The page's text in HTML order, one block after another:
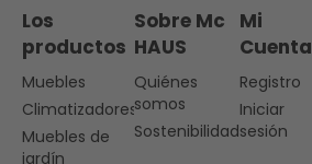
Los
productos
Muebles
Climatizadores
Muebles de
jardín
Sobre Mc
HAUS
Quiénes
somos
Sostenibilidad
Mi
Cuenta
Registro
Iniciar
sesión